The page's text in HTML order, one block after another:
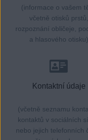
(informace o vašem
včetně otisků prstů,
rozpoznání obličeje,
a hlasového otisku)
Kontaktní údaje
(včetně seznamu
kontaktů v sociálních
nebo jejich telefonních